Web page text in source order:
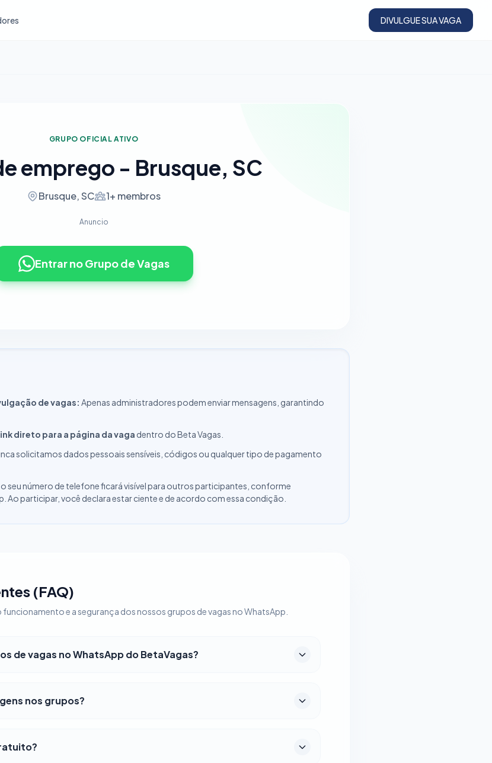
DIVULGUE SUA VAGA
GRUPO OFICIAL ATIVO
emprego - Brusque, SC
Brusque, SC 1+ membros
Anuncio
Entrar no Grupo de Vagas
de vagas: Apenas administradores podem enviar mensagens, garantindo
direto para a página da vaga dentro do Beta Vagas.
solicitamos dados pessoais sensíveis, códigos ou qualquer tipo de pagamento
seu número de telefone ficará visível para outros participantes, conforme
participar, você declara estar ciente e de acordo com essa condição.
(FAQ)
funcionamento e a segurança dos nossos grupos de vagas no WhatsApp.
de vagas no WhatsApp do BetaVagas?
nos grupos?